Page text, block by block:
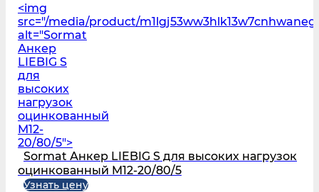
<img
src="/media/product/
alt="Sormat
Анкер
LIEBIG S
для
высоких
нагрузок
оцинкованный
M12-
20/80/5">
Sormat Анкер LIEBIG S для высоких нагрузок
оцинкованный M12-20/80/5
Узнать цену